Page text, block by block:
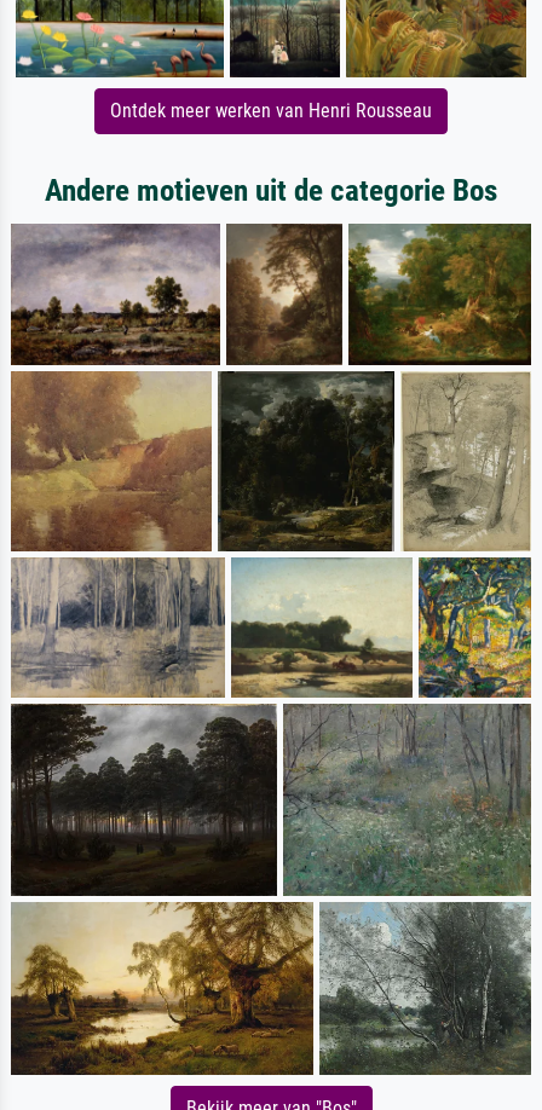
Ontdek meer werken van Henri Rousseau
Andere motieven uit de categorie Bos